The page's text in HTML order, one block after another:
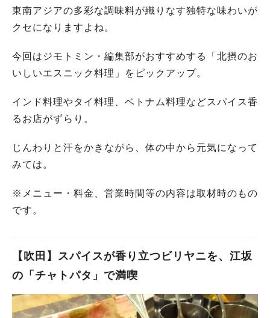
東南アジアの多彩な調味料が織りなす独特な味わいが
クセになりますよね。
今回はジモトミン・編集部がおすすめする「北摂のお
いしいエスニック料理」をピックアップ。
インド料理やタイ料理、ベトナム料理などスパイス香
るお店がずらり。
じんわりと汗をかきながら、体の中から元気になって
みては。
※メニュー・料金、営業時間等の内容は取材時のもの
です。
【吹田】スパイスが香り立つビリヤニを、江坂
の「チャトパタ」で満喫